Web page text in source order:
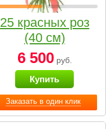
Заказать в один клик
25 красных роз
(40 см)
6 500руб.
Купить